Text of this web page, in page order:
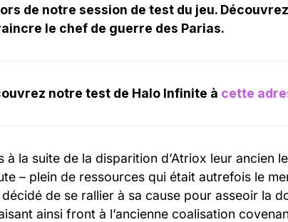
de notre session de test du jeu.
le chef de guerre des Parias.
notre test de Halo Infinite à cette
à la suite de la disparition d’Atriox leur ancien
– plein de ressources qui était autrefois le
de se rallier à sa cause pour asseoir la
ainsi front à l’ancienne coalisation